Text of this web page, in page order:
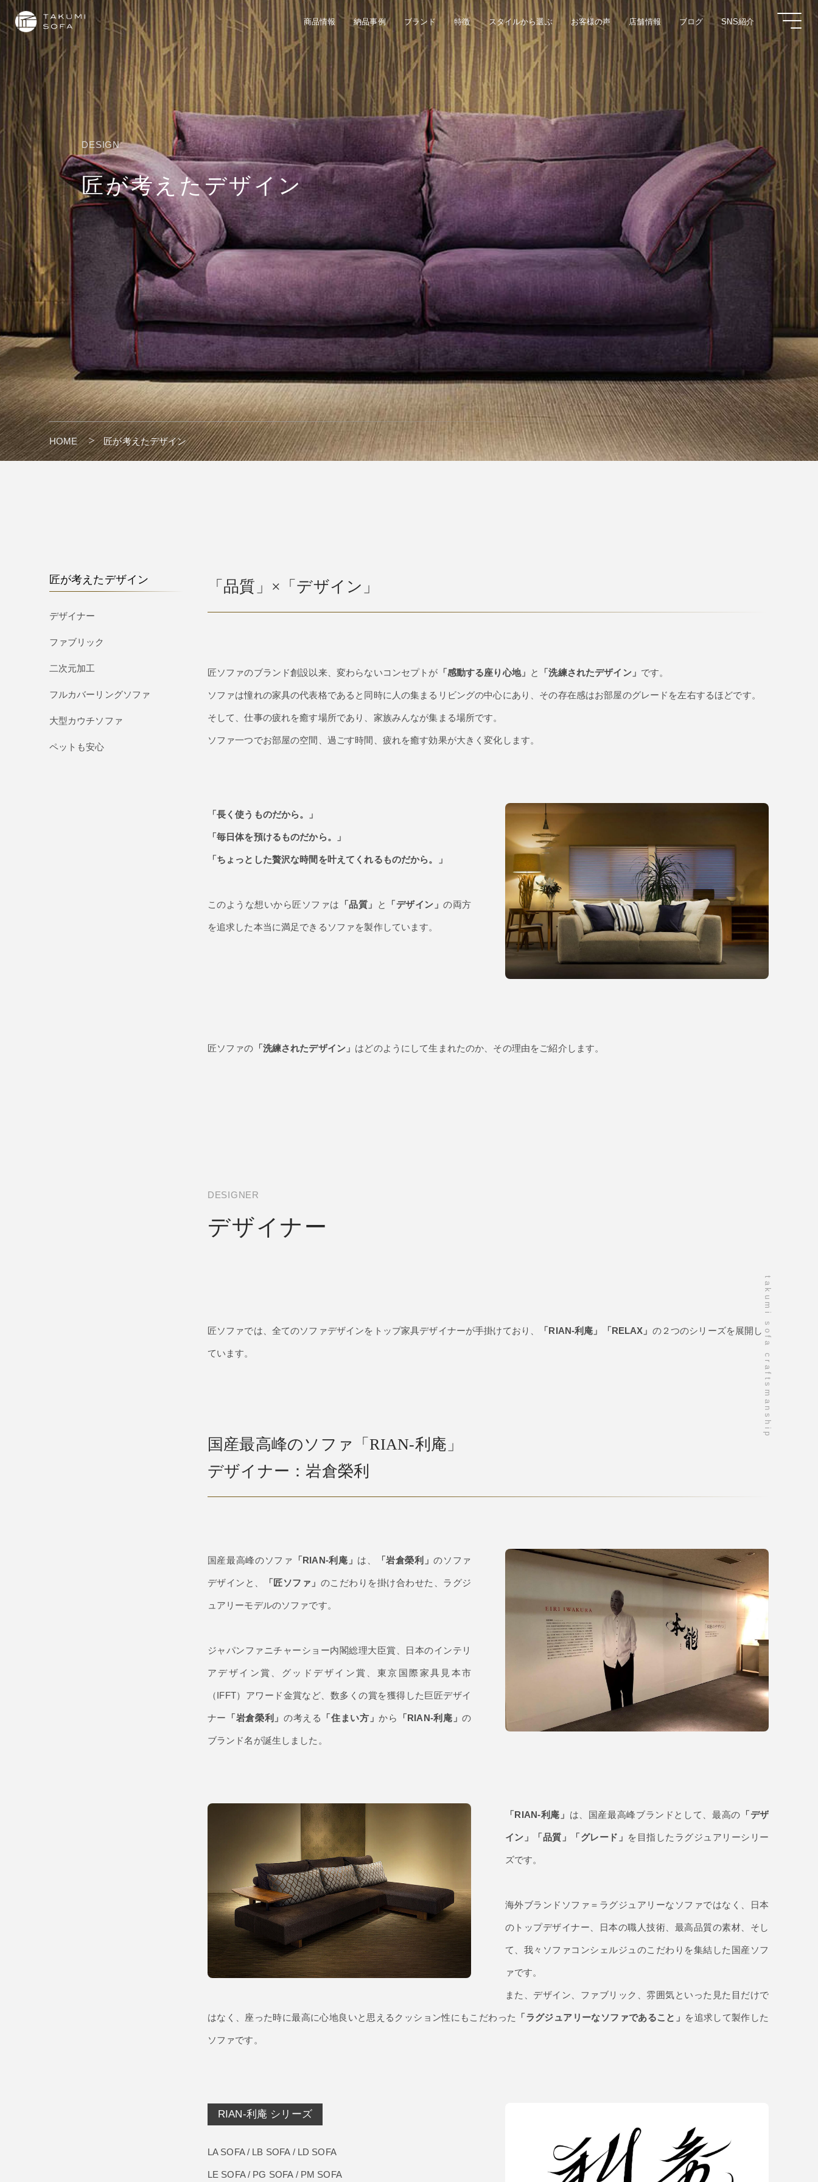
商品情報 納品事例 ブランド 特徴 スタイルから選ぶ お客様の声 店舗情報 ブログ SNS紹介
takumi sofa craftsmanship
DESIGN
匠が考えたデザイン
HOME 匠が考えたデザイン
匠が考えたデザイン
デザイナー
ファブリック
二次元加工
フルカバーリングソファ
大型カウチソファ
ペットも安心
「品質」×「デザイン」
匠ソファのブランド創設以来、変わらないコンセプトが 「感動する座り心地」 と 「洗練されたデザイン」 です。
ソファは憧れの家具の代表格であると同時に人の集まるリビングの中心にあり、その存在感はお部屋のグレードを左右するほどです。
そして、仕事の疲れを癒す場所であり、家族みんなが集まる場所です。
ソファ一つでお部屋の空間、過ごす時間、疲れを癒す効果が大きく変化します。
「長く使うものだから。」
「毎日体を預けるものだから。」
「ちょっとした贅沢な時間を叶えてくれるものだから。」
このような想いから匠ソファは 「品質」 と 「デザイン」の両方
を追求した本当に満足できるソファを製作しています。
匠ソファの 「洗練されたデザイン」 はどのようにして生まれたのか、その理由をご紹介します。
DESIGNER
デザイナー
匠ソファでは、全てのソファデザインをトップ家具デザイナーが手掛けており、 「RIAN-利庵」「RELAX」 の２つのシリーズを展開し
ています。
国産最高峰のソファ「RIAN-利庵」
デザイナー：岩倉榮利
国産最高峰のソファ 「RIAN-利庵」 は、 「岩倉榮利」のソファ
デザインと、 「匠ソファ」 のこだわりを掛け合わせた、ラグジ
ュアリーモデルのソファです。
ジャパンファニチャーショー内閣総理大臣賞、日本のインテリ
アデザイン賞、グッドデザイン賞、東京国際家具見本市
（IFFT）アワード金賞など、数多くの賞を獲得した巨匠デザイ
ナー 「岩倉榮利」 の考える 「住まい方」から 「RIAN-利庵」の
ブランド名が誕生しました。
「RIAN-利庵」 は、国産最高峰ブランドとして、最高の 「デザ
イン」「品質」「グレード」 を目指したラグジュアリーシリー
ズです。
海外ブランドソファ＝ラグジュアリーなソファではなく、日本
のトップデザイナー、日本の職人技術、最高品質の素材、そし
て、我々ソファコンシェルジュのこだわりを集結した国産ソフ
ァです。
また、デザイン、ファブリック、雰囲気といった見た目だけで
はなく、座った時に最高に心地良いと思えるクッション性にもこだわった 「ラグジュアリーなソファであること」 を追求して製作した
ソファです。
RIAN-利庵 シリーズ
LA SOFA / LB SOFA / LD SOFA
LE SOFA / PG SOFA / PM SOFA